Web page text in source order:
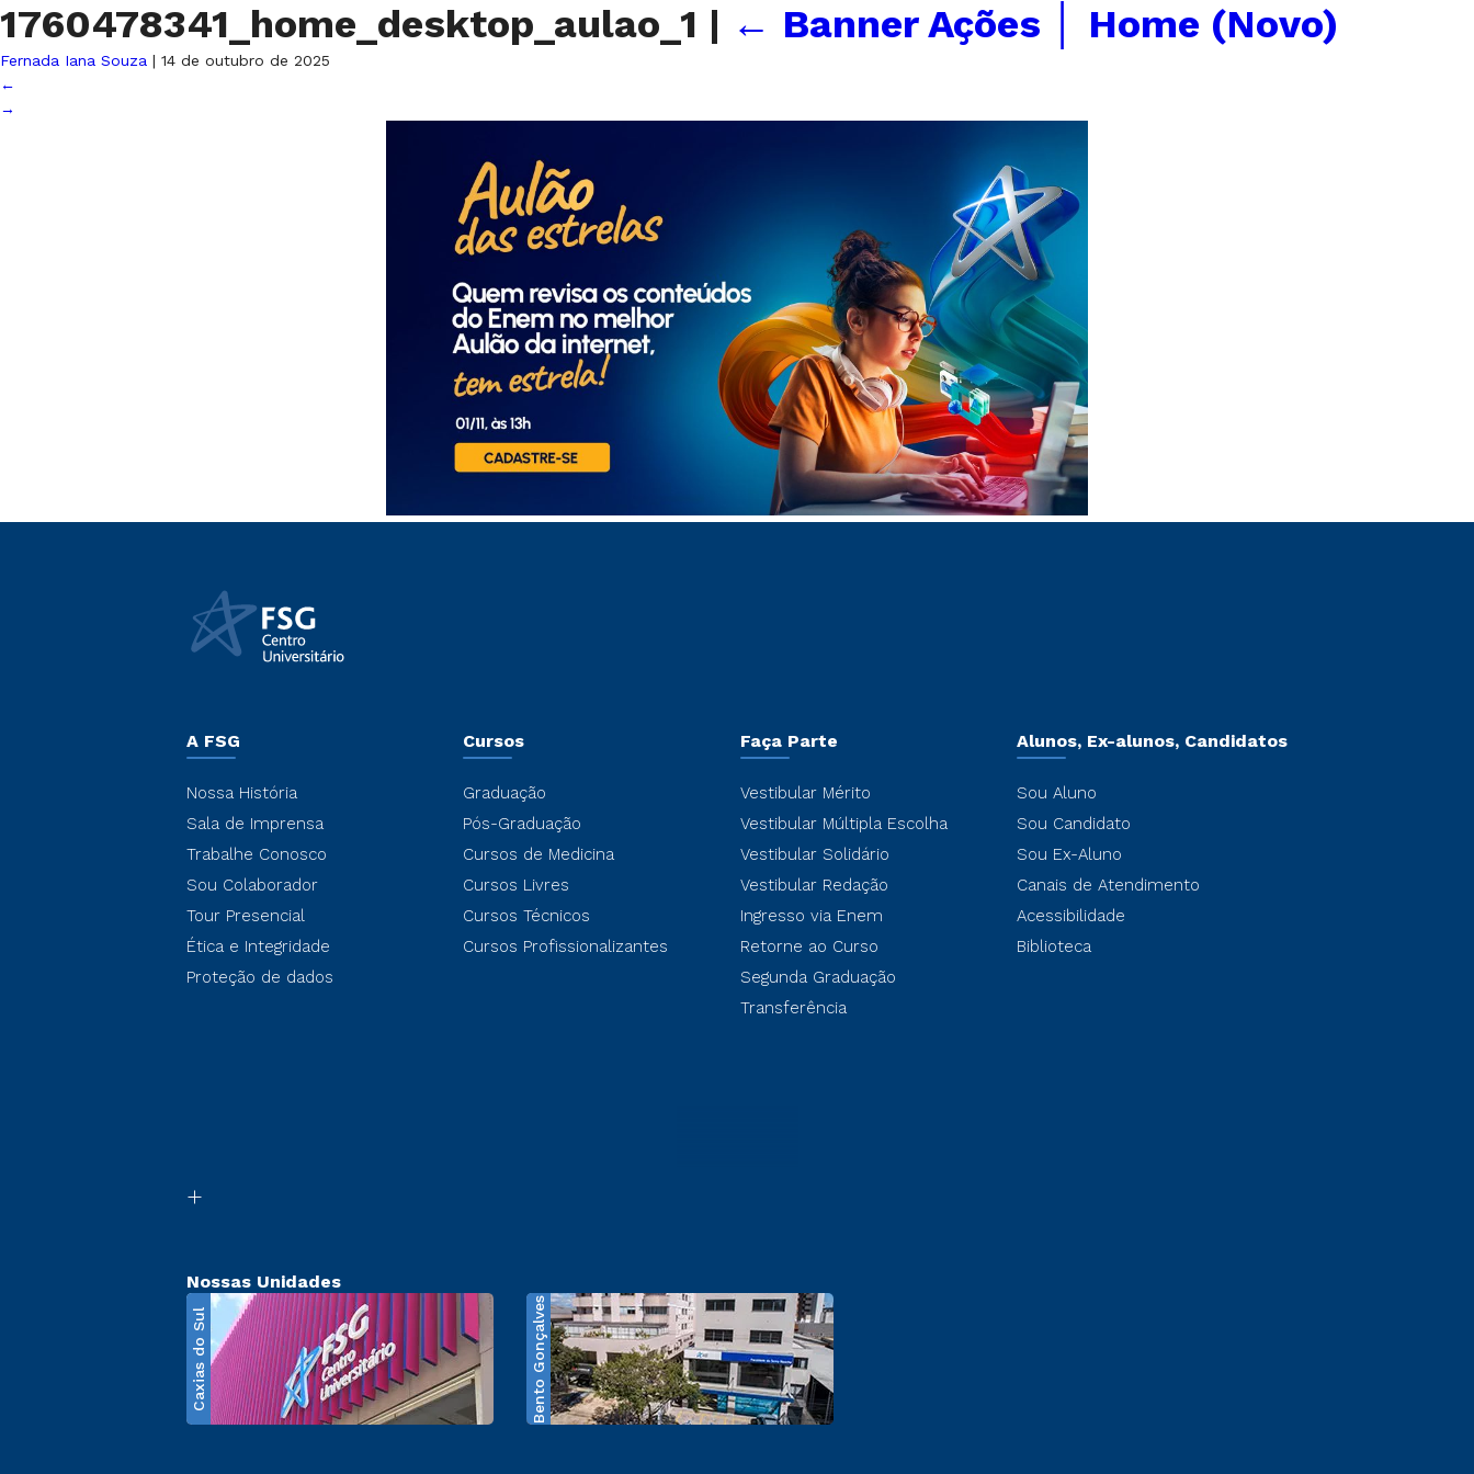
1760478341_home_desktop_aulao_1 | ← Banner Ações │ Home (Novo)
Fernada Iana Souza | 14 de outubro de 2025
←
→
A FSG
Nossa História
Sala de Imprensa
Trabalhe Conosco
Sou Colaborador
Tour Presencial
Ética e Integridade
Proteção de dados
Cursos
Graduação
Pós-Graduação
Cursos de Medicina
Cursos Livres
Cursos Técnicos
Cursos Profissionalizantes
Faça Parte
Vestibular Mérito
Vestibular Múltipla Escolha
Vestibular Solidário
Vestibular Redação
Ingresso via Enem
Retorne ao Curso
Segunda Graduação
Transferência
Alunos, Ex-alunos, Candidatos
Sou Aluno
Sou Candidato
Sou Ex-Aluno
Canais de Atendimento
Acessibilidade
Biblioteca
Nossas Unidades
Caxias do Sul Bento Gonçalves